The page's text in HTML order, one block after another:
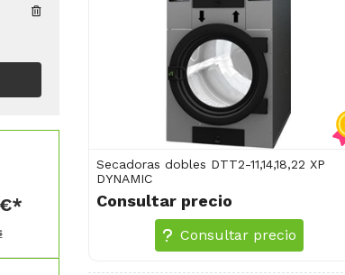
Secadoras dobles DTT2-11,14,18,22 XP
DYNAMIC
Consultar precio
Consultar precio
€*